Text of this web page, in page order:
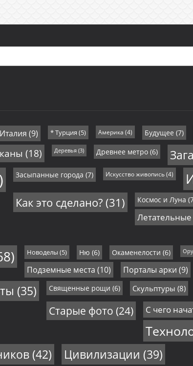
(9) * Турция (5) Америка (4) Будущее (7)
(18) Деревья(3) Древнее метро(6)
Засыпанные города (7) Искусство живопись(4)
Как это сделано?(31) Космос и Луна
Новоделы (5) Ню (6) Окаменелости (6)
Подземные места (10) Порталы арки (9)
(35) Священные рощи (6) Скульптуры (8)
Старые фото (24) С чего
(42) Цивилизации (39)